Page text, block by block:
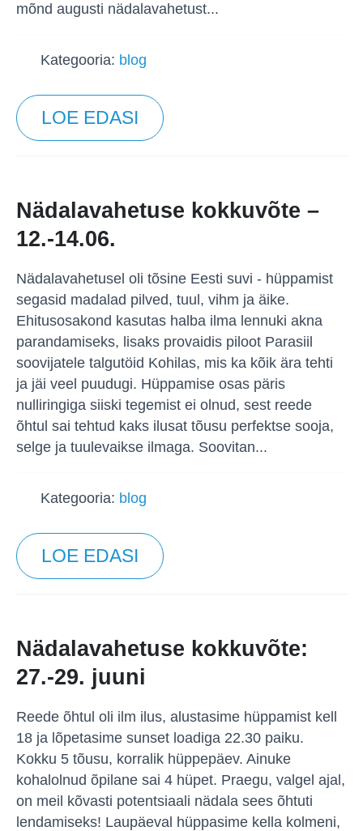
mõnd augusti nädalavahetust...
Kategooria: blog
LOE EDASI
Nädalavahetuse kokkuvõte –
12.-14.06.
Nädalavahetusel oli tõsine Eesti suvi - hüppamist
segasid madalad pilved, tuul, vihm ja äike.
Ehitusosakond kasutas halba ilma lennuki akna
parandamiseks, lisaks provaidis piloot Parasiil
soovijatele talgutöid Kohilas, mis ka kõik ära tehti
ja jäi veel puudugi. Hüppamise osas päris
nulliringiga siiski tegemist ei olnud, sest reede
õhtul sai tehtud kaks ilusat tõusu perfektse sooja,
selge ja tuulevaikse ilmaga. Soovitan...
Kategooria: blog
LOE EDASI
Nädalavahetuse kokkuvõte:
27.-29. juuni
Reede õhtul oli ilm ilus, alustasime hüppamist kell
18 ja lõpetasime sunset loadiga 22.30 paiku.
Kokku 5 tõusu, korralik hüppepäev. Ainuke
kohalolnud õpilane sai 4 hüpet. Praegu, valgel ajal,
on meil kõvasti potentsiaali nädala sees õhtuti
lendamiseks! Laupäeval hüppasime kella kolmeni,